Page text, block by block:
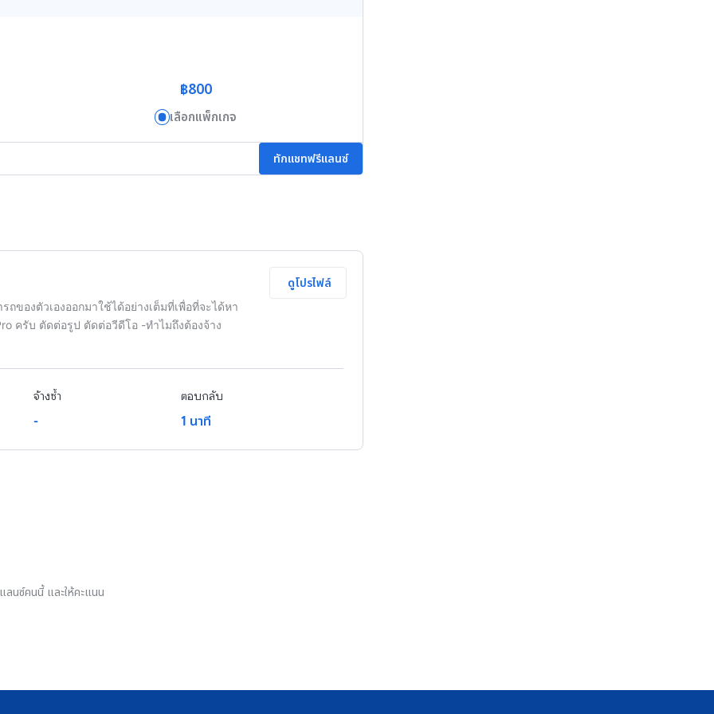
฿800
เลือกแพ็กเกจ
ทักแชทฟรีแลนซ์
ของตัวเองออกมาใช้ได้อย่างเต็มที่เพื่อที่จะได้หา
ครับ ตัดต่อรูป ตัดต่อวีดีโอ -ทำไมถึงต้องจ้าง
ดูโปรไฟล์
จ้างซ้ำ
-
ตอบกลับ
1 นาที
ลนซ์คนนี้ และให้คะแนน